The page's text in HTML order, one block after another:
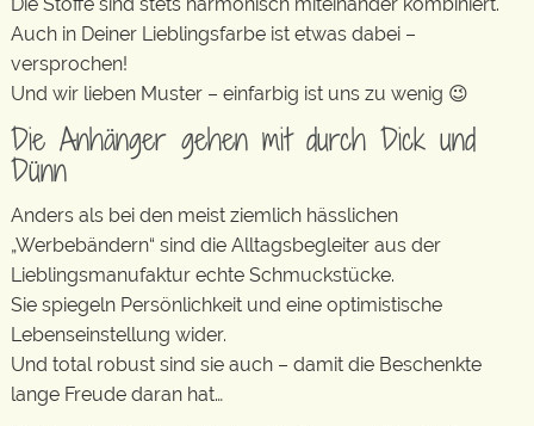
Auch in Deiner Lieblingsfarbe ist etwas dabei –
versprochen!
Und wir lieben Muster – einfarbig ist uns zu wenig 😉
Die Anhänger gehen mit durch Dick und
Dünn
Anders als bei den meist ziemlich hässlichen
„Werbebändern“ sind die Alltagsbegleiter aus der
Lieblingsmanufaktur echte Schmuckstücke.
Sie spiegeln Persönlichkeit und eine optimistische
Lebenseinstellung wider.
Und total robust sind sie auch – damit die Beschenkte
lange Freude daran hat…